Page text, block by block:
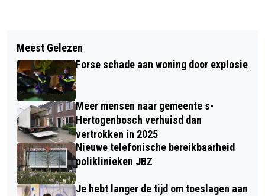
VERTELPODIUM HET LOPENDE VUUR
PRESENTEERT: HILDE ROGGE
AUTO OVER DE KOP OP A2 BIJ HEDEL
Meest Gelezen
Forse schade aan woning door explosie
Meer mensen naar gemeente s-
Hertogenbosch verhuisd dan
vertrokken in 2025
Nieuwe telefonische bereikbaarheid
poliklinieken JBZ
Je hebt langer de tijd om toeslagen aan